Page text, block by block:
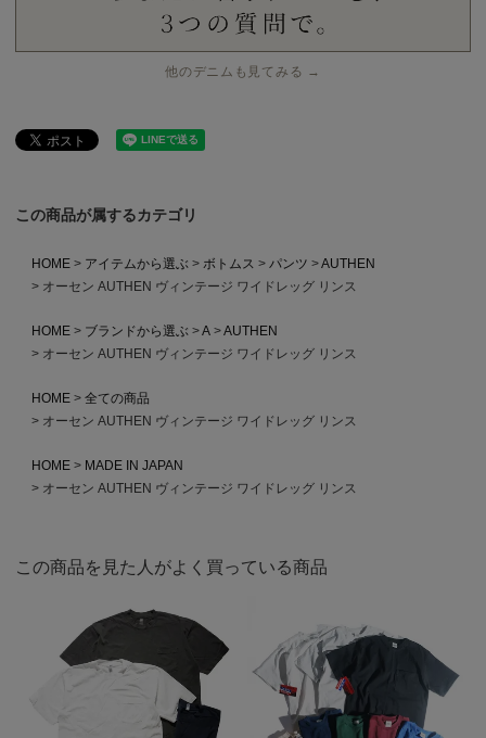
他のデニムも見てみる →
この商品が属するカテゴリ
HOME アイテムから選ぶ ボトムス パンツ
AUTHEN
オーセン AUTHEN ヴィンテージ ワイドレッグ リンス
HOME ブランドから選ぶ A
AUTHEN
オーセン AUTHEN ヴィンテージ ワイドレッグ リンス
HOME
全ての商品
オーセン AUTHEN ヴィンテージ ワイドレッグ リンス
HOME
MADE IN JAPAN
オーセン AUTHEN ヴィンテージ ワイドレッグ リンス
この商品を見た人がよく買っている商品